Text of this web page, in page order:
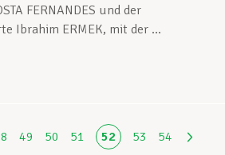
FERNANDES und der
Ibrahim ERMEK, mit der ...
49 50 51 52 53 54